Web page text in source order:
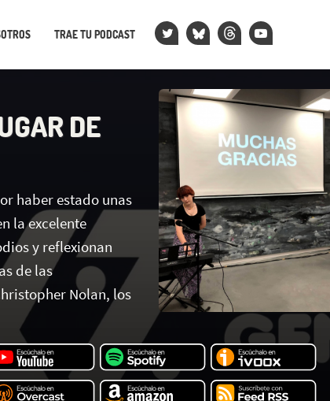
TRAE TU PODCAST
DE
haber estado unas
la excelente
y reflexionan
de las
Nolan, los